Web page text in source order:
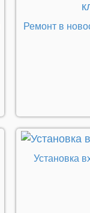
Ремонт в
Установка